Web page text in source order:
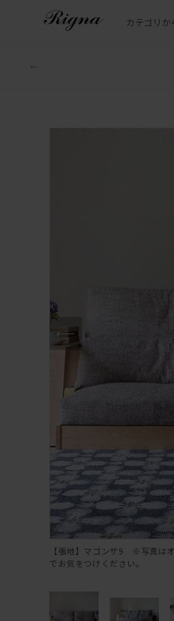
カテゴリか
【張地】マゴンザ9 ※写真は
でお気をつけください。